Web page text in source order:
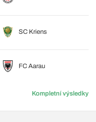
SC Kriens
FC Aarau
Kompletní výsledky